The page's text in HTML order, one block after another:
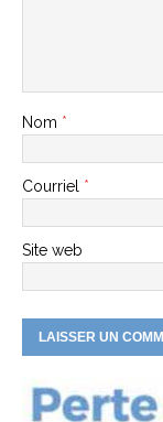
Nom *
Courriel *
Site web